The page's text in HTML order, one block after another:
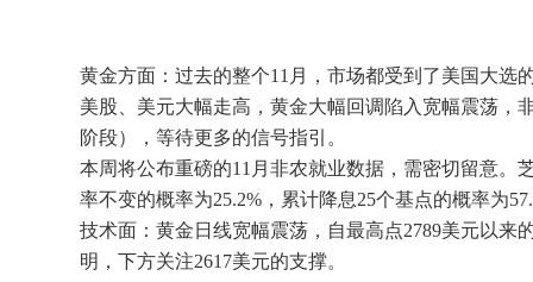
黄金方面：过去的整个11月，市场都受到了美国大选
美股、美元大幅走高，黄金大幅回调陷入宽幅震荡，
阶段），等待更多的信号指引。
本周将公布重磅的11月非农就业数据，需密切留意。
率不变的概率为25.2%，累计降息25个基点的概率为
技术面：黄金日线宽幅震荡，自最高点2789美元以
明，下方关注2617美元的支撑。